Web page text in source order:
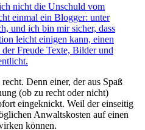
nicht die Unschuld vom
einmal ein Blogger: unter
und ich bin mir sicher, dass
leicht einigen kann, einen
Freude Texte, Bilder und
Denn einer, der aus Spaß
(ob zu recht oder nicht)
eingeknickt. Weil der einseitig
Anwaltskosten auf einen
können.